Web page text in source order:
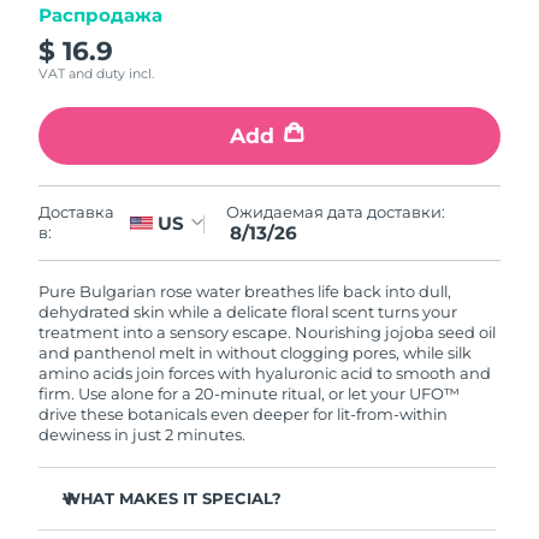
Распродажа
$ 16.9
VAT and duty incl.
Add
Доставка
в:
US Ожидаемая дата доставки:
8/13/26
Pure Bulgarian rose water breathes life back into dull,
dehydrated skin while a delicate floral scent turns your
treatment into a sensory escape. Nourishing jojoba seed oil
and panthenol melt in without clogging pores, while silk
amino acids join forces with hyaluronic acid to smooth and
firm. Use alone for a 20-minute ritual, or let your UFO™
drive these botanicals even deeper for lit-from-within
dewiness in just 2 minutes.
WHAT MAKES IT SPECIAL?
Израиль
Италия
Ожидаемая дата доставки
8/12/26
Япония
8/15/26
Джерси
8/17/26
Казахстан
Ожидаемая дата доставки
8/14/26
Кувейт
Ожидаемая дата доставки
Латвия